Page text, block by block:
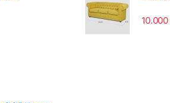
10.000